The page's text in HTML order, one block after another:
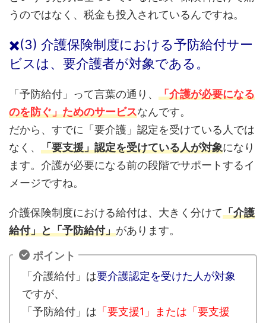
うのではなく、税金も投入されているんですね。
✖️(3) 介護保険制度における予防給付サー
ビスは、要介護者が対象である。
「予防給付」って言葉の通り、 「介護が必要になる
のを防ぐ」ためのサービスなんです。
だから、すでに「要介護」認定を受けている人では
なく、 「要支援」認定を受けている人が対象になり
ます。介護が必要になる前の段階でサポートするイ
メージですね。
介護保険制度における給付は、大きく分けて「介護
給付」と「予防給付」があります。
ポイント
「介護給付」は要介護認定を受けた人が対象
ですが、
「予防給付」は 「要支援1」または「要支援